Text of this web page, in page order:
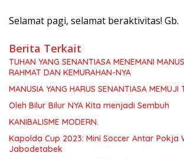
Selamat pagi, selamat beraktivitas! Gb.
Berita Terkait
TUHAN YANG SENANTIASA MENEMANI
RAHMAT DAN KEMURAHAN-NYA
MANUSIA YANG HARUS SENANTIASA MEMUJI
Oleh Bilur Bilur NYA Kita menjadi Sembuh
KANIBALISME MODERN.
Kapolda Cup 2023: Mini Soccer Antar Pokja
Jabodetabek